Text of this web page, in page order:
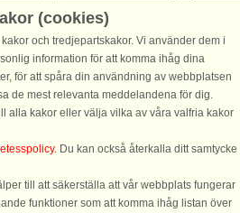
grunden og i åben forbindelse med
stuen. I stuen findes brændeovnen,
från 6.149 SEK
(cookies)
och tredjepartskakor. Vi använder dem i
information för att komma ihåg dina
för att spåra din användning av webbplatsen
de mest relevanta meddelandena för dig.
alla kakor eller välja vilka av våra valfria kakor
. Du kan också återkalla ditt samtycke
till att säkerställa att vår webbplats fungerar
funktioner som att komma ihåg listan över